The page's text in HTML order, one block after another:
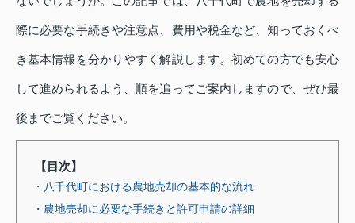
際に必要な手続きや注意点、費用や税金など、知っておくべ
き基本情報を分かりやすく解説します。初めての方でも安心
して進められるよう、順を追ってご案内しますので、ぜひ最
後までご覧ください。
【目次】
・八千代町における農地売却の基本的な流れ
・農地売却に必要な手続きと許可申請の詳細